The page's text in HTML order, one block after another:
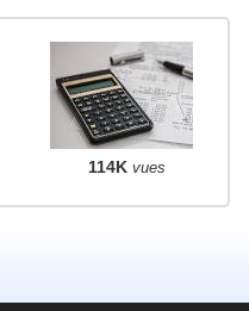
114K vues